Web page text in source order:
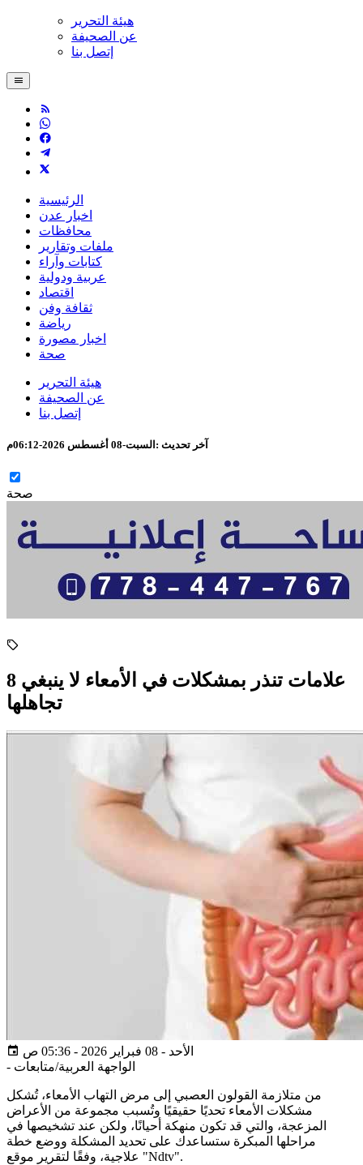
هيئة التحرير
عن الصحيفة
إتصل بنا
الرئيسية
اخبار عدن
محافظات
ملفات وتقارير
كتابات وآراء
عربية ودولية
اقتصاد
ثقافة وفن
رياضة
اخبار مصورة
صحة
هيئة التحرير
عن الصحيفة
إتصل بنا
آخر تحديث : السبت-08 أغسطس 2026-06:12م
صحة
8 علامات تنذر بمشكلات في الأمعاء لا ينبغي
تجاهلها
الأحد - 08 فبراير 2026 - 05:36 ص
- الواجهة العربية/متابعات
من متلازمة القولون العصبي إلى مرض التهاب الأمعاء، تُشكل
مشكلات الأمعاء تحديًا حقيقيًا وتُسبب مجموعة من الأعراض
المزعجة، والتي قد تكون منهكة أحيانًا، ولكن عند تشخيصها في
مراحلها المبكرة ستساعدك على تحديد المشكلة ووضع خطة
علاجية، وفقًا لتقرير موقع "Ndtv".